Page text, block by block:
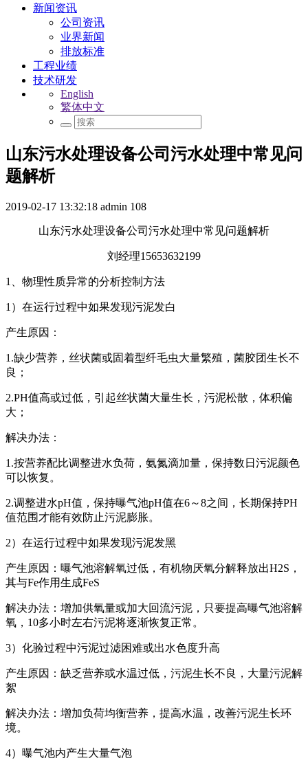
新闻资讯
公司资讯
业界新闻
排放标准
工程业绩
技术研发
English
繁体中文
山东污水处理设备公司污水处理中常见问
题解析
2019-02-17 13:32:18 admin 108
山东污水处理设备公司污水处理中常见问题解析
刘经理15653632199
1、物理性质异常的分析控制方法
1）在运行过程中如果发现污泥发白
产生原因：
1.缺少营养，丝状菌或固着型纤毛虫大量繁殖，菌胶团生长不
良；
2.PH值高或过低，引起丝状菌大量生长，污泥松散，体积偏
大；
解决办法：
1.按营养配比调整进水负荷，氨氮滴加量，保持数日污泥颜色
可以恢复。
2.调整进水pH值，保持曝气池pH值在6～8之间，长期保持PH
值范围才能有效防止污泥膨胀。
2）在运行过程中如果发现污泥发黑
产生原因：曝气池溶解氧过低，有机物厌氧分解释放出H2S，
其与Fe作用生成FeS
解决办法：增加供氧量或加大回流污泥，只要提高曝气池溶解
氧，10多小时左右污泥将逐渐恢复正常。
3）化验过程中污泥过滤困难或出水色度升高
产生原因：缺乏营养或水温过低，污泥生长不良，大量污泥解
絮
解决办法：增加负荷均衡营养，提高水温，改善污泥生长环
境。
4）曝气池内产生大量气泡